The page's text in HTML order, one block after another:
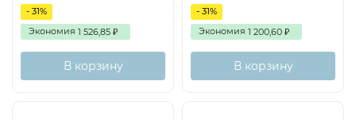
- 31%
Экономия 1 526,85 ₽
В корзину
- 31%
Экономия 1 200,60 ₽
В корзину